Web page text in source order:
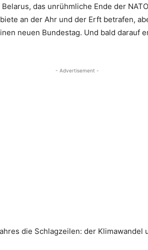
das unrühmliche Ende der
an der Ahr und der Erft betrafen,
neuen Bundestag. Und bald darauf
- Advertisement -
die Schlagzeilen: der Klimawandel